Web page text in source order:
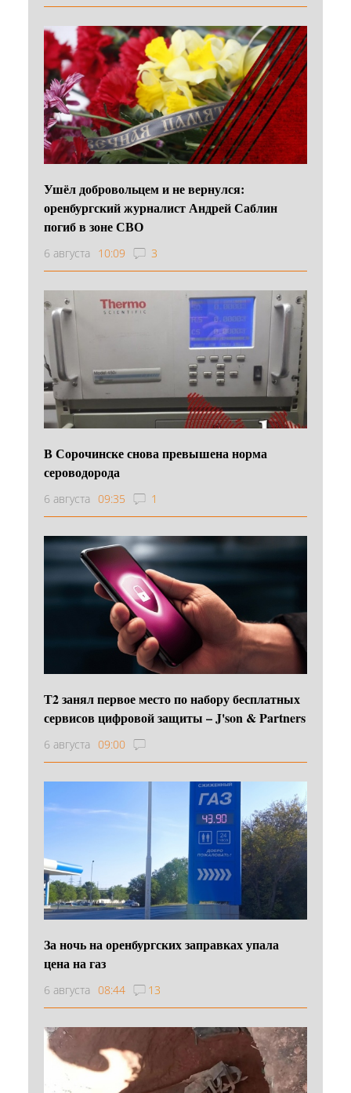
Ушёл добровольцем и не вернулся:
оренбургский журналист Андрей Саблин
погиб в зоне СВО
6 августа 10:09 3
В Сорочинске снова превышена норма
сероводорода
6 августа 09:35 1
Т2 занял первое место по набору бесплатных
сервисов цифровой защиты – J'son & Partners
6 августа 09:00
За ночь на оренбургских заправках упала
цена на газ
6 августа 08:44 13